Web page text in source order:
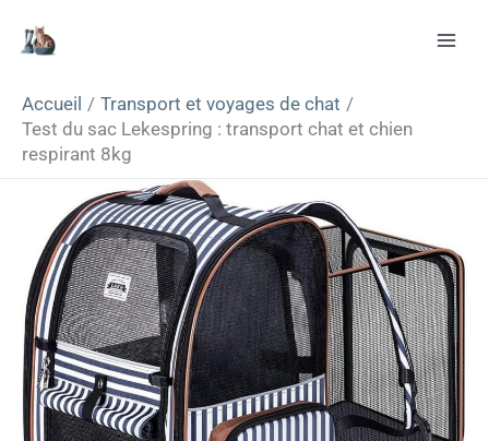
Accueil
Transport et voyages de chat
Test du sac Lekespring : transport chat et chien
respirant 8kg